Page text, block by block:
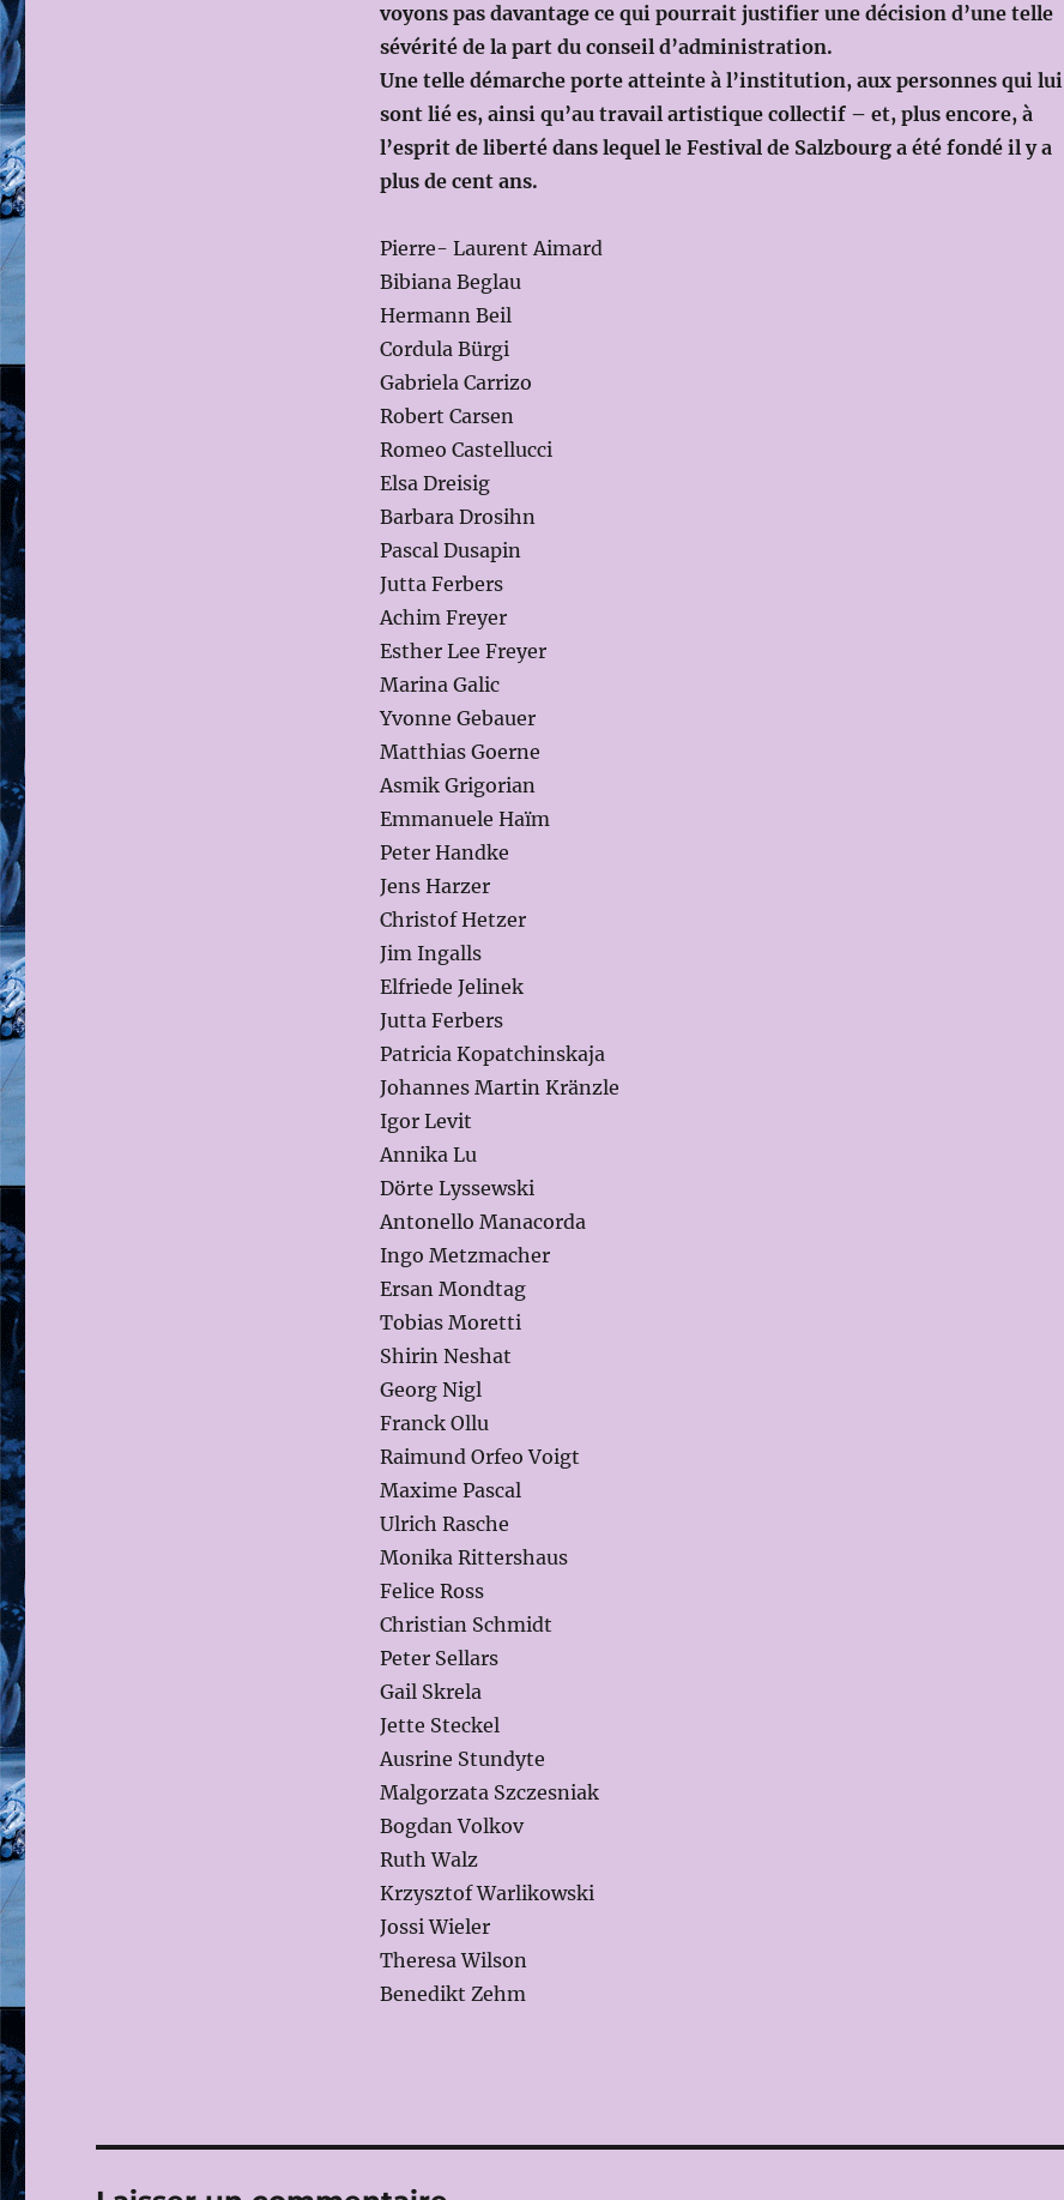
voyons pas davantage ce qui pourrait justifier une décision d’une telle
sévérité de la part du conseil d’administration.
Une telle démarche porte atteinte à l’institution, aux personnes qui lui
sont lié es, ainsi qu’au travail artistique collectif – et, plus encore, à
l’esprit de liberté dans lequel le Festival de Salzbourg a été fondé il y a
plus de cent ans.
Pierre- Laurent Aimard
Bibiana Beglau
Hermann Beil
Cordula Bürgi
Gabriela Carrizo
Robert Carsen
Romeo Castellucci
Elsa Dreisig
Barbara Drosihn
Pascal Dusapin
Jutta Ferbers
Achim Freyer
Esther Lee Freyer
Marina Galic
Yvonne Gebauer
Matthias Goerne
Asmik Grigorian
Emmanuele Haïm
Peter Handke
Jens Harzer
Christof Hetzer
Jim Ingalls
Elfriede Jelinek
Jutta Ferbers
Patricia Kopatchinskaja
Johannes Martin Kränzle
Igor Levit
Annika Lu
Dörte Lyssewski
Antonello Manacorda
Ingo Metzmacher
Ersan Mondtag
Tobias Moretti
Shirin Neshat
Georg Nigl
Franck Ollu
Raimund Orfeo Voigt
Maxime Pascal
Ulrich Rasche
Monika Rittershaus
Felice Ross
Christian Schmidt
Peter Sellars
Gail Skrela
Jette Steckel
Ausrine Stundyte
Malgorzata Szczesniak
Bogdan Volkov
Ruth Walz
Krzysztof Warlikowski
Jossi Wieler
Theresa Wilson
Benedikt Zehm